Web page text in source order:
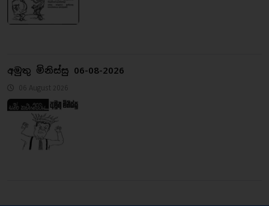
අමුතු මිනිස්සු 06-08-2026
06 August 2026